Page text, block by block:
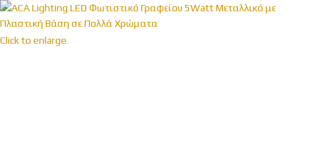
Click to enlarge